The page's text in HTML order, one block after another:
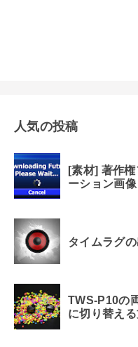
人気の投稿
[素材] 著作
ーション画
タイムラグ
TWS-P10の
に切り替え